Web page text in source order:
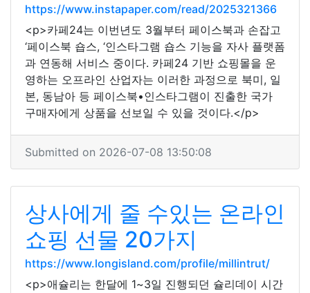
https://www.instapaper.com/read/2025321366
<p>카페24는 이번년도 3월부터 페이스북과 손잡고
‘페이스북 숍스, ‘인스타그램 숍스 기능을 자사 플랫폼
과 연동해 서비스 중이다. 카페24 기반 쇼핑몰을 운
영하는 오프라인 산업자는 이러한 과정으로 북미, 일
본, 동남아 등 페이스북•인스타그램이 진출한 국가
구매자에게 상품을 선보일 수 있을 것이다.</p>
Submitted on 2026-07-08 13:50:08
상사에게 줄 수있는 온라인
쇼핑 선물 20가지
https://www.longisland.com/profile/millintrut/
<p>애슐리는 한달에 1~3일 진행되던 슐리데이 시간